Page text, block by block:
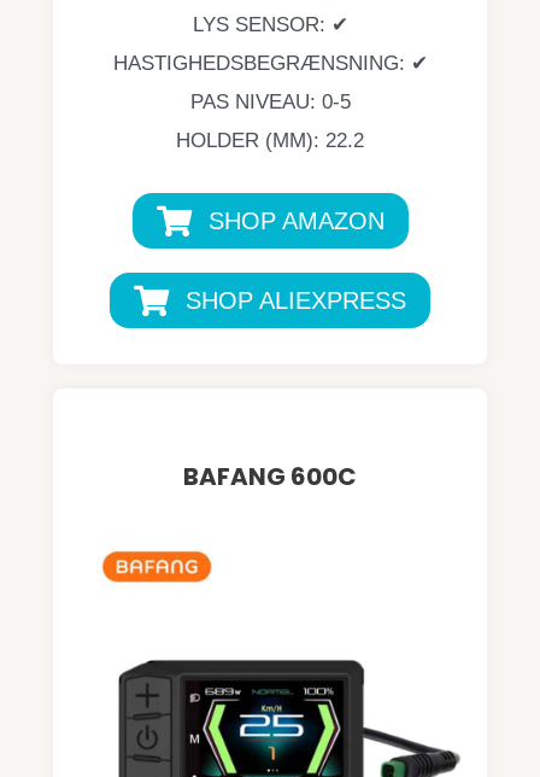
LYS SENSOR: ✔
HASTIGHEDSBEGRÆNSNING: ✔
PAS NIVEAU: 0-5
HOLDER (MM): 22.2
SHOP AMAZON
SHOP ALIEXPRESS
BAFANG 600C